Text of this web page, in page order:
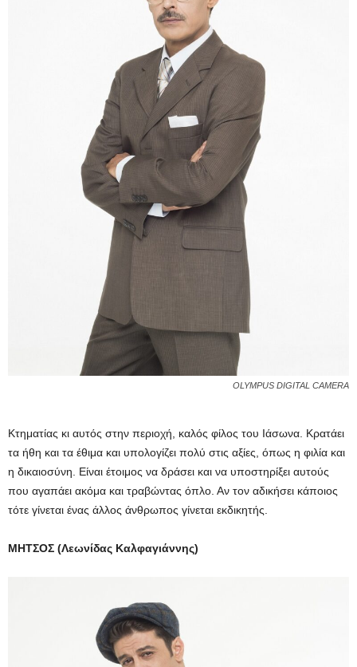
OLYMPUS DIGITAL CAMERA
Κτηματίας κι αυτός στην περιοχή, καλός φίλος του Ιάσωνα. Κρατάει
τα ήθη και τα έθιμα και υπολογίζει πολύ στις αξίες, όπως η φιλία και
η δικαιοσύνη. Είναι έτοιμος να δράσει και να υποστηρίξει αυτούς
που αγαπάει ακόμα και τραβώντας όπλο. Αν τον αδικήσει κάποιος
τότε γίνεται ένας άλλος άνθρωπος γίνεται εκδικητής.
ΜΗΤΣΟΣ (Λεωνίδας Καλφαγιάννης)